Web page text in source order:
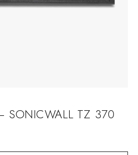
SONICWALL TZ 370